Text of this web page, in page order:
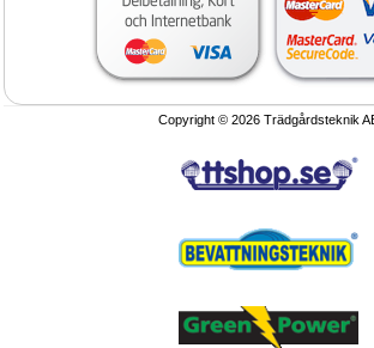
Copyright © 2026 Trädgårdsteknik